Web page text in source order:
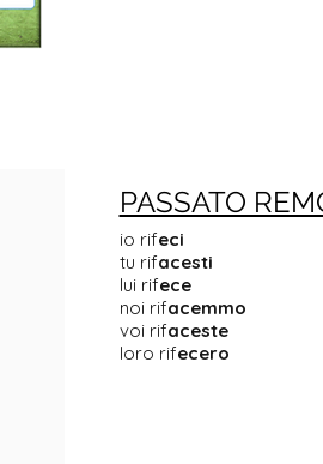
PASSATO
io rifeci
tu rifacesti
lui rifece
noi rifacemmo
voi rifaceste
loro rifecero